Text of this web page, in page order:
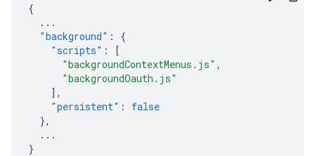
{
...
"background" :
{
"scripts" :
[
"backgroundContextMenus.js" ,
"backgroundOauth.js"
],
"persistent" :
false
},
...
}